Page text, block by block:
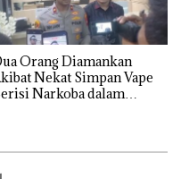
Orang Diamankan
Nekat Simpan Vape
Narkoba dalam